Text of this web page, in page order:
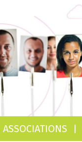
ASSOCIATIONS